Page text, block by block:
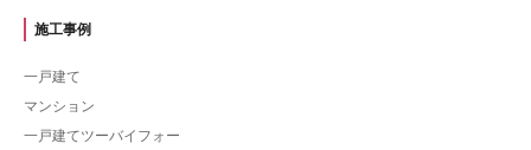
施工事例
一戸建て
マンション
一戸建てツーバイフォー